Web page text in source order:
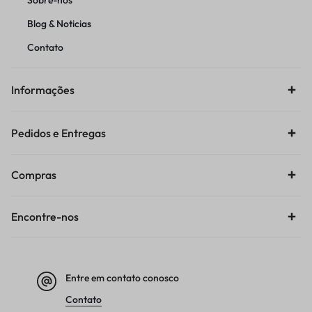
Blog & Noticias
Contato
Informações
Pedidos e Entregas
Compras
Encontre-nos
Entre em contato conosco
Contato